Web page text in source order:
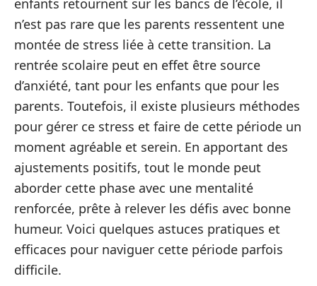
enfants retournent sur les bancs de l’école, il
n’est pas rare que les parents ressentent une
montée de stress liée à cette transition. La
rentrée scolaire peut en effet être source
d’anxiété, tant pour les enfants que pour les
parents. Toutefois, il existe plusieurs méthodes
pour gérer ce stress et faire de cette période un
moment agréable et serein. En apportant des
ajustements positifs, tout le monde peut
aborder cette phase avec une mentalité
renforcée, prête à relever les défis avec bonne
humeur. Voici quelques astuces pratiques et
efficaces pour naviguer cette période parfois
difficile.